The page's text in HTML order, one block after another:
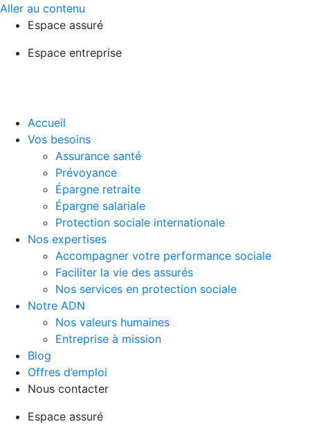
Aller au contenu
Espace assuré
Espace entreprise
Accueil
Vos besoins
Assurance santé
Prévoyance
Épargne retraite
Épargne salariale
Protection sociale internationale
Nos expertises
Accompagner votre performance sociale
Faciliter la vie des assurés
Nos services en protection sociale
Notre ADN
Nos valeurs humaines
Entreprise à mission
Blog
Offres d’emploi
Nous contacter
Espace assuré